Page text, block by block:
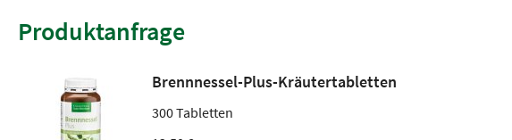
Produktanfrage
Brennnessel-Plus-Kräutertabletten
300 Tabletten